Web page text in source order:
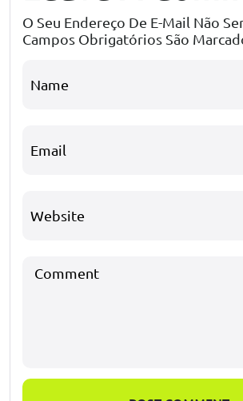
O Seu Endereço De E-Mail Não
Campos Obrigatórios São